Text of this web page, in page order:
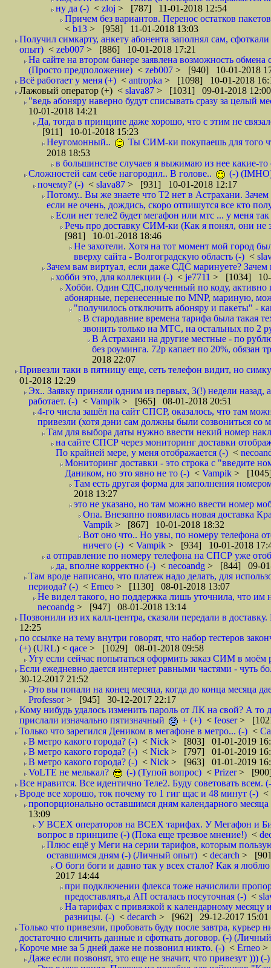
ну да (-) < zloj > [787] 11-01-2018 12:54
Причем без вариантов. Перенос остатков
< b13 > [958] 11-01-2018 13:03
Получил симкарту, анкету абонента заполнял сам,
опыт) < zeb007 > [886] 10-01-2018 17:21
На сайте на втором банере заявлена возможность
(Просто предположение) < zeb007 > [940] 10-01-2018
Всё работает у меня (+) < antropka > [1098] 10-01-2018
Лажовый оператор (+) < slava87 > [1031] 09-01-2018 12:00
"ведь абоняру наверно будут списывать сразу за целый
10-01-2018 14:21
Да, тогда в принципе даже хорошо, что с этим не
[911] 10-01-2018 15:23
Неугомонный..
Ты СИМ-ки покупаешь для того
2018 18:53
в большинстве случаев я выжимаю из нее какие-то
Сложностей сам себе нагородил.. В голове..
(-)
почему? (-) < slava87 > [931] 10-01-2018 12:17
Потому.. Вы же знаете что Т2 нет в Астрахани.
если не очень, дождись, скоро отпишутся все кто
Если нет теле2 будет мегафон или мтс ... у меня
Речь про доставку СИМ-ки (Как я понял, они не
[981] 10-01-2018 18:46
Не захотели. Хотя на тот момент мой город
вверху сайта - Волгоградскую область (-) <
Зачем вам виртуал, если даже СДС маринуете?
хобби это, для коллекции (-) < je7711 > [1034] 10-
Хобби. Один СДС,полученный по коду, активно
абонярные, перенесенные по MNP, мариную,
"получилось отключить абоняру и пакеты" -
В стародавние времена тарифа была такая
звонить только на МТС, на остальных по 2
В Астрахани на другие местные - по
без роуминга. 72р капает по 20%, обязан
2018 22:07
Привезли таки в пятницу еще, сеть телефон видит, но
01-2018 12:29
Эх.. Заявку приняли одним из первых, 3(!) недели назад,
работает. (-) < Vampik > [965] 08-01-2018 20:51
4-го числа зашёл на сайт СПСР, оказалось, что там
привезли (хотя дэни сам должны были созвониться со
Там для выбора даты нужно ввести некий номер
на сайте СПСР через мониторинг доставки
По крайней мере, у меня отображается (-) <
Мониторинг доставки - это строка с "введите
Даником, но это явно не то (-) < Vampik >
Там есть другая форма для заполнения
2018 13:27
это не указано, но там можно ввести номер
Опа. Внезапно появилась новая доставка
Vampik > [867] 10-01-2018 18:32
Вот оно что.. Но увы, по номеру телефона
ничего (-) < Vampik > [934] 10-01-2018
а отправление по номеру телефона на СПСР уже
да, вполне корректно (-) < necoandg > [844] 09-01-
Там вроде написано, что платеж надо делать, для
периода? (-) < Erneo > [1130] 08-01-2018 13:07
Не видел такого, но поддержка лишь уточнила, что
necoandg > [947] 08-01-2018 13:14
Позвонили из их калл-центра, сказали передали в
12:25
по ссылке на тему внутри говорят, что набор тестеров
(+) (URL) < qace > [1029] 08-01-2018 09:58
Угу если сейчас попытаться оформить заказ СИМ в моём
Если ежедневно дается интернет равными частями - чуть
30-12-2017 21:52
Это вы попали на конец месяца, когда до конца месяца
Professor> [945] 30-12-2017 22:17
Кому нибудь удалось изменить пароль от ЛК на свой? А то
прислали изначально пятизначный
+ (+) < feoser>
Только что зарегился Деником в мегафоне в метро... (-) <
В метро какого города? (-) < Nick > [803] 01-01-2019
В метро какого города? (-) < Nick > [797] 01-01-2019
В метро какого города? (-) < Nick > [963] 01-01-2019
VoLTE не мелькал?
(-) (Тупой вопрос) < Prizer>
Все нравится. Все идентично Теле2. Буду советовать всем.
Вроде все хорошо, ток почему то 1 гиг щас и 48 минут (-) <
пропорционально оставшимся дням календарного
13:09
У ВСЕХ операторов на ВСЕХ тарифах. У Мегафон и Би
вопрос в принципе (-) (Пока еще трезвое мнение!) <
Плюс ещё у Меги на серии тарифов, которым
оставшимся дням (-) (Личный опыт) < decarch >
О боги боги и давно так у всех стало? Как я
2017 14:44
при подключении флекса тоже начислили
предоставлять,а АП осталась посуточная (-) <
На тарифах с привязкой к календарному
разницы. (-) < decarch > [962] 29-12-2017 15:01
Только что привезли, пробовать буду после завтра,
достаточно сличить данные и сфоткать договор. (-)
Короче мне за 5 дней даже не позвонил никто. (-) < Erneo >
Даже если позвонят, это еще не значит, что привезут ))) (-)